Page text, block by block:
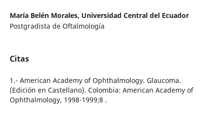
María Belén Morales, Universidad Central del Ecuador
Postgradista de Oftalmología
Citas
1.- American Academy of Ophthalmology. Glaucoma.
(Edición en Castellano). Colombia: American Academy of
Ophthalmology, 1998-1999;8 .